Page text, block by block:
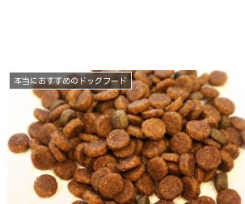
本当におすすめのドッグフード